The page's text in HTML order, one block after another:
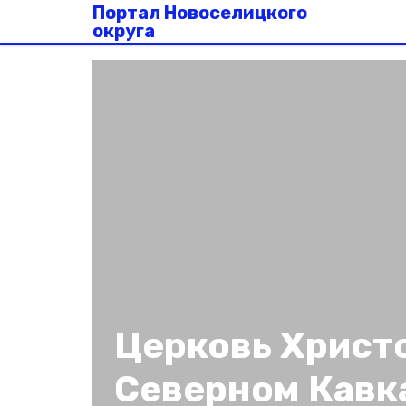
Портал Новоселицкого
округа
Церковь
Северном